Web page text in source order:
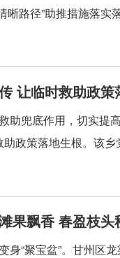
晰路径”助推措施落实
让临时救助政策
助兜底作用，切实提
政策落地生根。该
果飘香 春盈枝头
“聚宝盆”。甘州区